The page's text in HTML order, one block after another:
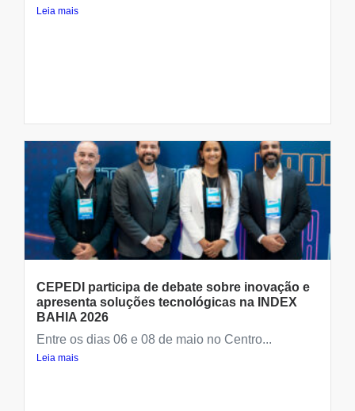
Leia mais
CEPEDI participa de debate sobre inovação e
apresenta soluções tecnológicas na INDEX
BAHIA 2026
Entre os dias 06 e 08 de maio no Centro...
Leia mais